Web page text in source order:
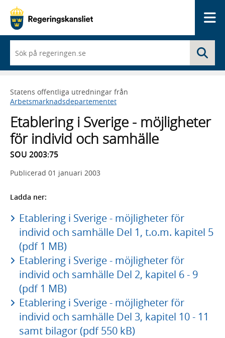
du
börjar
skriva
framträder
en
med
sökförslag
Statens offentliga utredningar från
Arbetsmarknadsdepartementet
Etablering i Sverige - möjligheter
för individ och samhälle
SOU 2003:75
Publicerad 01 januari 2003
Ladda ner:
Etablering i Sverige - möjligheter för
individ och samhälle Del 1, t.o.m. kapitel 5
(pdf 1 MB)
Etablering i Sverige - möjligheter för
individ och samhälle Del 2, kapitel 6 - 9
(pdf 1 MB)
Etablering i Sverige - möjligheter för
individ och samhälle Del 3, kapitel 10 - 11
samt bilagor (pdf 550 kB)